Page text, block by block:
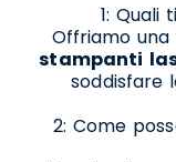
1: Quali
Offriamo
stampanti
soddisfare
2: Come